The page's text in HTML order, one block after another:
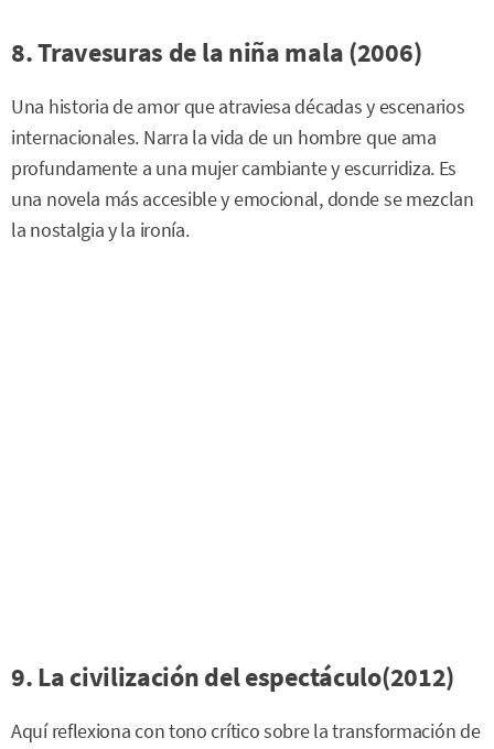
8. Travesuras de la niña mala (2006)
Una historia de amor que atraviesa décadas y escenarios
internacionales. Narra la vida de un hombre que ama
profundamente a una mujer cambiante y escurridiza. Es
una novela más accesible y emocional, donde se mezclan
la nostalgia y la ironía.
9. La civilización del espectáculo(2012)
Aquí reflexiona con tono crítico sobre la transformación de